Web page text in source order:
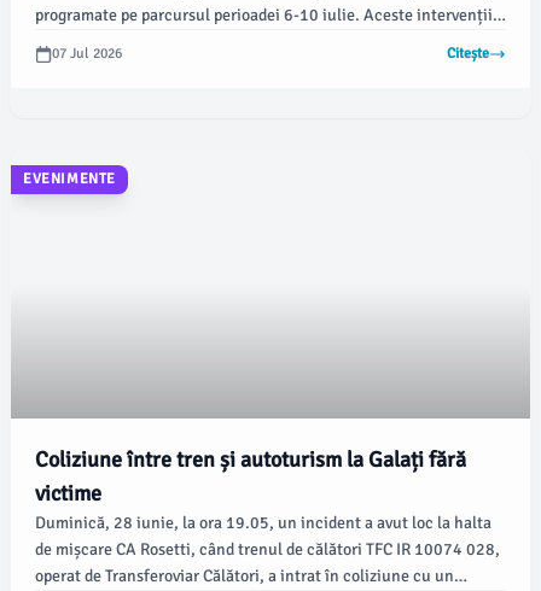
programate pe parcursul perioadei 6-10 iulie. Aceste intervenții
sunt parte a unei acțiuni menite să îmbunătățească
infrastructura rutieră din zonă.
07 Jul 2026 Citește
EVENIMENTE
Coliziune între tren și autoturism la Galați fără
victime
Duminică, 28 iunie, la ora 19.05, un incident a avut loc la halta
de mișcare CA Rosetti, când trenul de călători TFC IR 10074 028,
operat de Transferoviar Călători, a intrat în coliziune cu un